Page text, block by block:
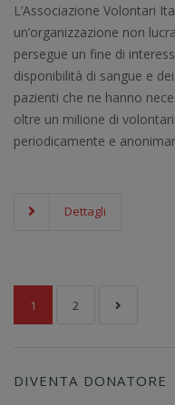
L’Associazione Volontari
un’organizzazione non
persegue un fine di
disponibilità di sangue e
pazienti che ne hanno
oltre un milione di
periodicamente e
Dettagli
1 2
DIVENTA DONATORE